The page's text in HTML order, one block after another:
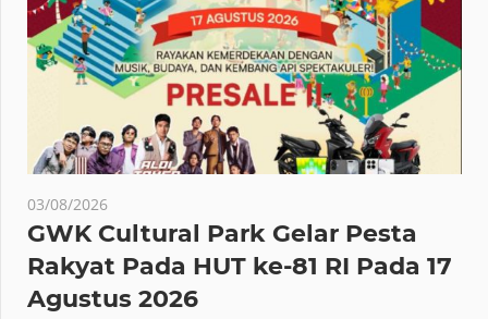
03/08/2026
GWK Cultural Park Gelar Pesta
Rakyat Pada HUT ke-81 RI Pada 17
Agustus 2026